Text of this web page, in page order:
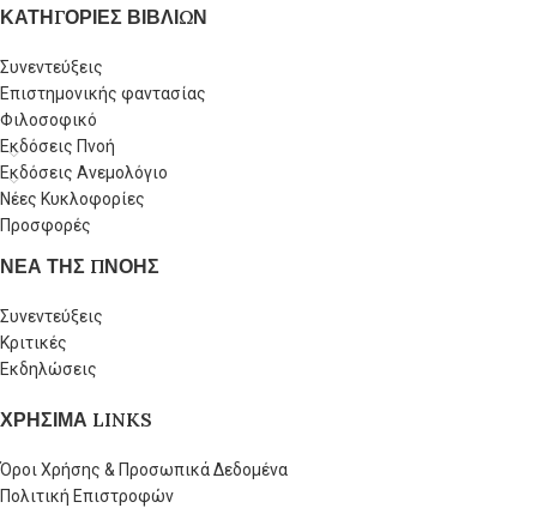
ΚΑΤΗΓΟΡΙΕΣ ΒΙΒΛΙΩΝ
Συνεντεύξεις
Επιστημονικής φαντασίας
Φιλοσοφικό
Εκδόσεις Πνοή
Εκδόσεις Ανεμολόγιο
Νέες Κυκλοφορίες
Προσφορές
ΝΕΑ ΤΗΣ ΠΝΟΗΣ
Συνεντεύξεις
Κριτικές
Εκδηλώσεις
ΧΡΗΣΙΜΑ LINKS
Όροι Χρήσης & Προσωπικά Δεδομένα
Πολιτική Επιστροφών